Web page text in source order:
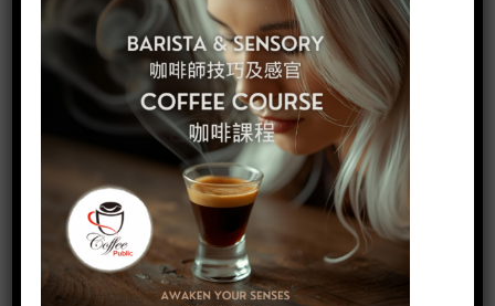
500cc 圓嘴拉花缸 (啞白)
Price: HK$
- +